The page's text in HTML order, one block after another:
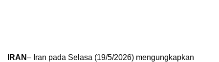
IRAN– Iran pada Selasa (19/5/2026) mengungkapkan